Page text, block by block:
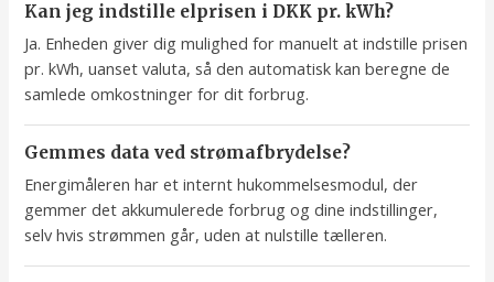
Kan jeg indstille elprisen i DKK pr. kWh?
Ja. Enheden giver dig mulighed for manuelt at indstille prisen
pr. kWh, uanset valuta, så den automatisk kan beregne de
samlede omkostninger for dit forbrug.
Gemmes data ved strømafbrydelse?
Energimåleren har et internt hukommelsesmodul, der
gemmer det akkumulerede forbrug og dine indstillinger,
selv hvis strømmen går, uden at nulstille tælleren.